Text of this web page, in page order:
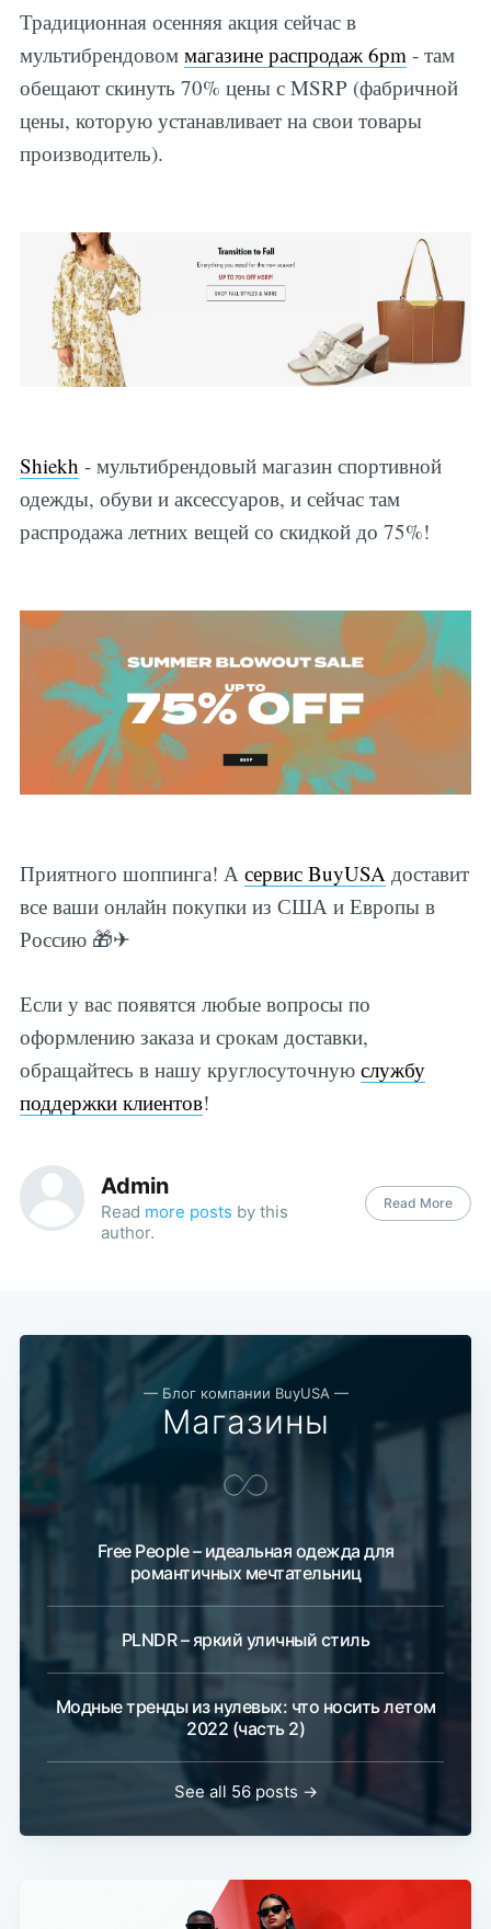
Традиционная осенняя акция сейчас в
мультибрендовом магазине распродаж 6pm- там
обещают скинуть 70% цены с MSRP (фабричной
цены, которую устанавливает на свои товары
производитель).
Shiekh - мультибрендовый магазин спортивной
одежды, обуви и аксессуаров, и сейчас там
распродажа летних вещей со скидкой до 75%!
Приятного шоппинга! А сервис BuyUSAдоставит
все ваши онлайн покупки из США и Европы в
Россию 🎁✈
Если у вас появятся любые вопросы по
оформлению заказа и срокам доставки,
обращайтесь в нашу круглосуточную службу
поддержки клиентов!
Admin
Read more posts by this
author.
Read More
— Блог компании BuyUSA —
Магазины
Free People – идеальная одежда для
романтичных мечтательниц
PLNDR – яркий уличный стиль
Модные тренды из нулевых: что носить летом
2022 (часть 2)
See all 56 posts →